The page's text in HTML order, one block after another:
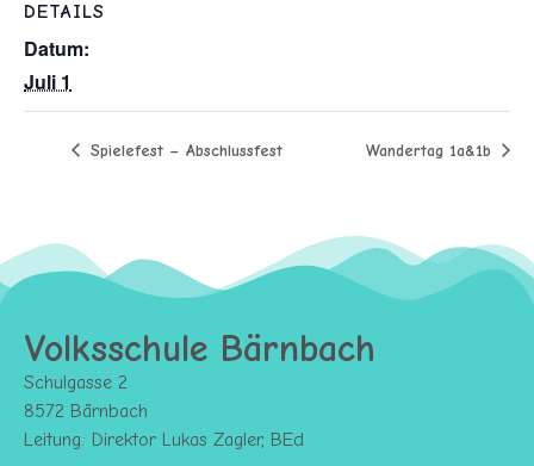
DETAILS
Datum:
Juli 1
Spielefest – Abschlussfest Wandertag 1a&1b
Volksschule Bärnbach
Schulgasse 2
8572 Bärnbach
Leitung: Direktor Lukas Zagler, BEd